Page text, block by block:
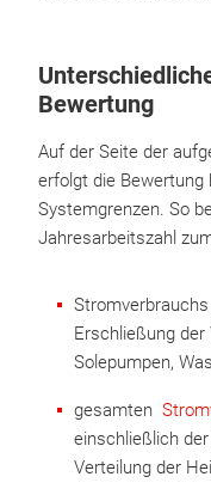
Bewertung
Auf der Seite der
erfolgt die
Systemgrenzen. So
Jahresarbeitszahl
Erschließung der
Solepumpen,
gesamten
einschließlich
Verteilung der